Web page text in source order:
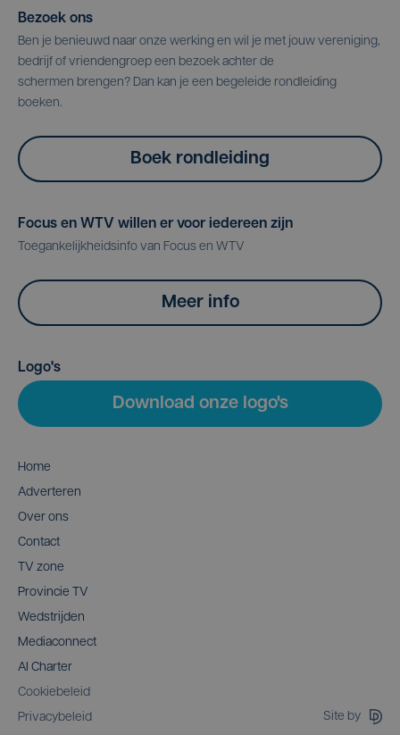
Bezoek ons
Ben je benieuwd naar onze werking en wil je met jouw vereniging,
bedrijf of vriendengroep een bezoek achter de
schermen brengen? Dan kan je een begeleide rondleiding
boeken.
Boek rondleiding
Focus en WTV willen er voor iedereen zijn
Toegankelijkheidsinfo van Focus en WTV
Meer info
Logo's
Download onze logo's
Home
Adverteren
Over ons
Contact
TV zone
Provincie TV
Wedstrijden
Mediaconnect
AI Charter
Cookiebeleid
Privacybeleid
Site by